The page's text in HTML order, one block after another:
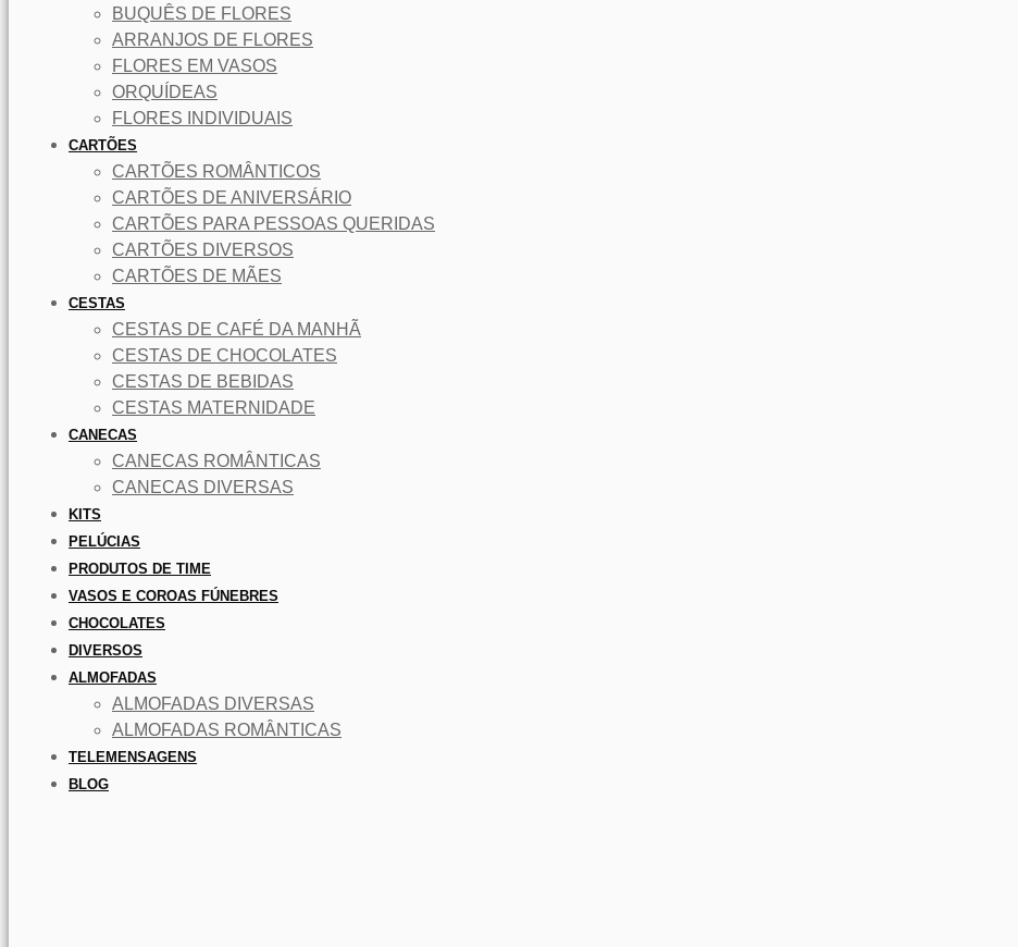
BUQUÊS DE FLORES
ARRANJOS DE FLORES
FLORES EM VASOS
ORQUÍDEAS
FLORES INDIVIDUAIS
CARTÕES
CARTÕES ROMÂNTICOS
CARTÕES DE ANIVERSÁRIO
CARTÕES PARA PESSOAS QUERIDAS
CARTÕES DIVERSOS
CARTÕES DE MÃES
CESTAS
CESTAS DE CAFÉ DA MANHÃ
CESTAS DE CHOCOLATES
CESTAS DE BEBIDAS
CESTAS MATERNIDADE
CANECAS
CANECAS ROMÂNTICAS
CANECAS DIVERSAS
KITS
PELÚCIAS
PRODUTOS DE TIME
VASOS E COROAS FÚNEBRES
CHOCOLATES
DIVERSOS
ALMOFADAS
ALMOFADAS DIVERSAS
ALMOFADAS ROMÂNTICAS
TELEMENSAGENS
BLOG